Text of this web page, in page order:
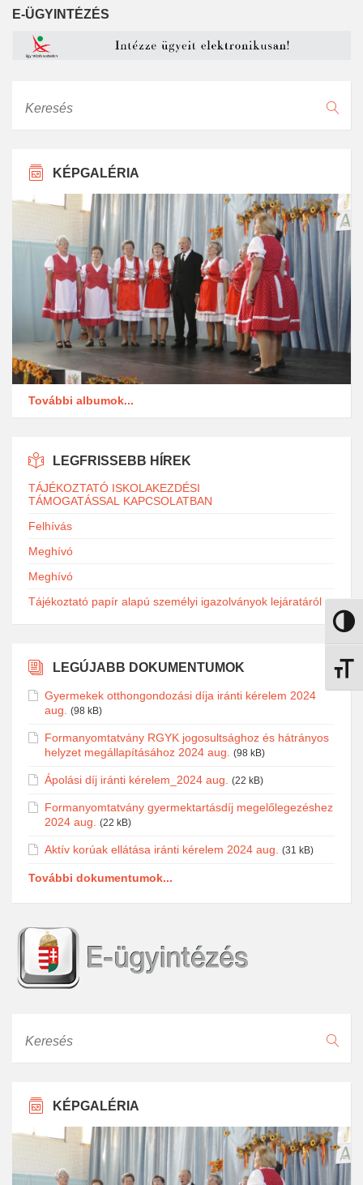
Nagy
E-ÜGYINTÉZÉS
KÉPGALÉRIA
További albumok...
LEGFRISSEBB HÍREK
TÁJÉKOZTATÓ ISKOLAKEZDÉSI
TÁMOGATÁSSAL KAPCSOLATBAN
Felhívás
Meghívó
Meghívó
Tájékoztató papír alapú személyi igazolványok lejáratáról
LEGÚJABB DOKUMENTUMOK
Gyermekek otthongondozási díja iránti kérelem 2024
aug. (98 kB)
Formanyomtatvány RGYK jogosultsághoz és hátrányos
helyzet megállapításához 2024 aug. (98 kB)
Ápolási díj iránti kérelem_2024 aug. (22 kB)
Formanyomtatvány gyermektartásdíj megelőlegezéshez
2024 aug. (22 kB)
Aktív korúak ellátása iránti kérelem 2024 aug. (31 kB)
További dokumentumok...
KÉPGALÉRIA